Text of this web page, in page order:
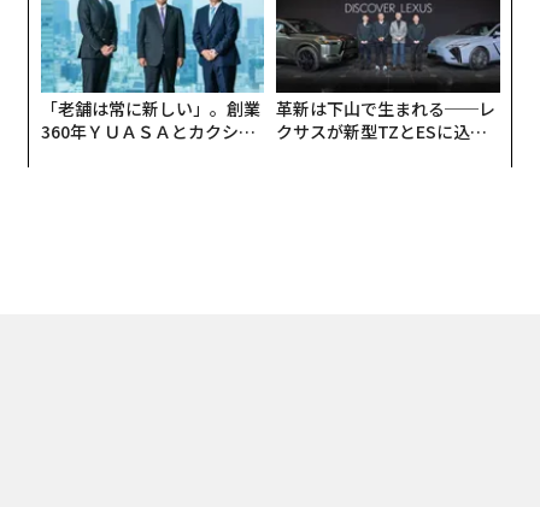
「老舗は常に新しい」。創業
360年ＹＵＡＳＡとカクシン
革新は下山で生まれる──レ
クサスが新型TZとESに込め